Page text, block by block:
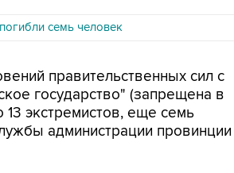
семь человек
правительственных сил с
государство" (запрещена в
экстремистов, еще семь
администрации провинции